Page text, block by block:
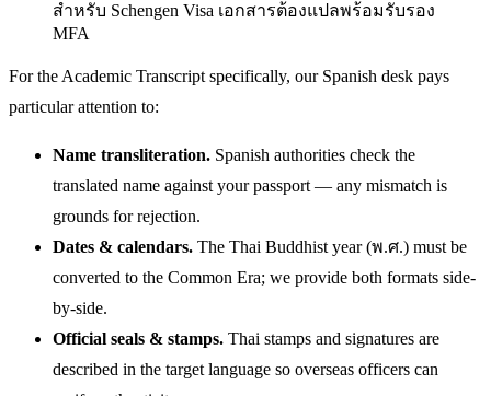
สำหรับ Schengen Visa เอกสารต้องแปลพร้อมรับรอง
MFA
For the Academic Transcript specifically, our Spanish desk pays
particular attention to:
Name transliteration. Spanish authorities check the
translated name against your passport — any mismatch is
grounds for rejection.
Dates & calendars. The Thai Buddhist year (พ.ศ.) must be
converted to the Common Era; we provide both formats side-
by-side.
Official seals & stamps. Thai stamps and signatures are
described in the target language so overseas officers can